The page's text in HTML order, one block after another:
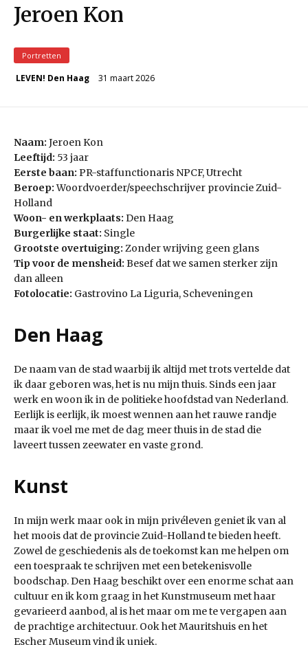
Jeroen Kon
Portretten
LEVEN! Den Haag 31 maart 2026
Naam: Jeroen Kon
Leeftijd: 53 jaar
Eerste baan: PR-staffunctionaris NPCF, Utrecht
Beroep:Woordvoerder/speechschrijver provincie Zuid-
Holland
Woon- en werkplaats: Den Haag
Burgerlijke staat: Single
Grootste overtuiging: Zonder wrijving geen glans
Tip voor de mensheid: Besef dat we samen sterker zijn
dan alleen
Fotolocatie: Gastrovino La Liguria, Scheveningen
Den Haag
De naam van de stad waarbij ik altijd met trots vertelde dat
ik daar geboren was, het is nu mijn thuis. Sinds een jaar
werk en woon ik in de politieke hoofdstad van Nederland.
Eerlijk is eerlijk, ik moest wennen aan het rauwe randje
maar ik voel me met de dag meer thuis in de stad die
laveert tussen zeewater en vaste grond.
Kunst
In mijn werk maar ook in mijn privéleven geniet ik van al
het moois dat de provincie Zuid-Holland te bieden heeft.
Zowel de geschiedenis als de toekomst kan me helpen om
een toespraak te schrijven met een betekenisvolle
boodschap. Den Haag beschikt over een enorme schat aan
cultuur en ik kom graag in het Kunstmuseum met haar
gevarieerd aanbod, al is het maar om me te vergapen aan
de prachtige architectuur. Ook het Mauritshuis en het
Escher Museum vind ik uniek.